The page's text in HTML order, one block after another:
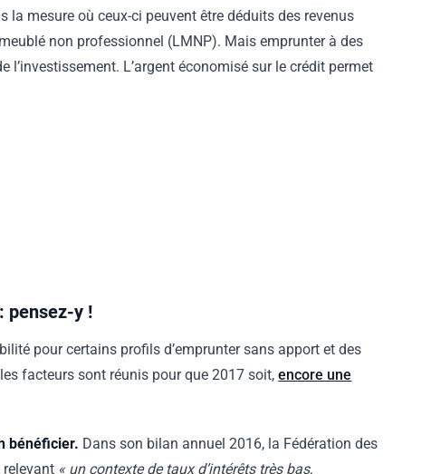
la mesure où ceux-ci peuvent être déduits des revenus
non professionnel (LMNP). Mais emprunter à des
L’argent économisé sur le crédit permet
pensez-y !
pour certains profils d’emprunter sans apport et des
facteurs sont réunis pour que 2017 soit,encore une
bénéficier. Dans son bilan annuel 2016, la Fédération des
« un contexte de taux d’intérêts très bas,